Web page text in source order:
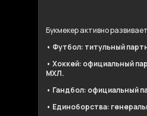
Букмекер активно
• Футбол: титульный
• Хоккей: официальный
МХЛ.
• Гандбол: официальный
• Единоборства: